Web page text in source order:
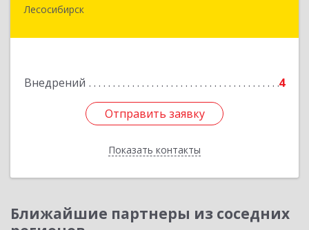
Лесосибирск
Внедрений 4
Отправить заявку
Показать контакты
662544, Красноярский край, Лесосибирск г,
Отправить заявку
Назад
Ближайшие партнеры из соседних